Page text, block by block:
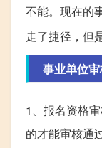
不能。现在的
走了捷径，但
事业单位审
1、报名资格
的才能审核通